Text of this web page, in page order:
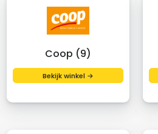
Coop (9)
Bekijk winkel →